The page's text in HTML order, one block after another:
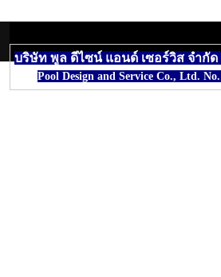
บริษัท พูล ดีไซน์ แอนด์ เซอร์วิส จำกัด
Pool Design and Service Co., Ltd.